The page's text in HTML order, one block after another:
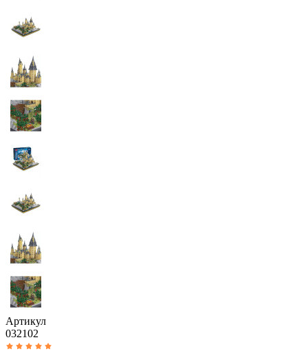
Артикул
032102